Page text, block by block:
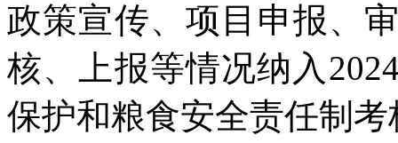
政策宣传、项目申报、
核、上报等情况纳入
保护和粮食安全责任制考